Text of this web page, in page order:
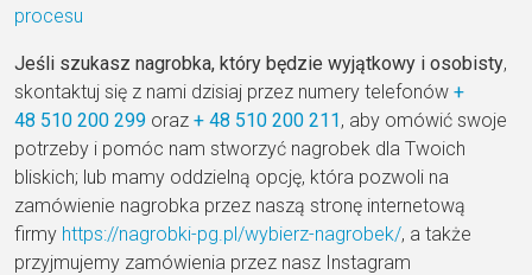
procesu
Jeśli szukasz nagrobka, który będzie wyjątkowy i osobisty,
skontaktuj się z nami dzisiaj przez numery telefonów +
48 510 200 299 oraz + 48 510 200 211, aby omówić swoje
potrzeby i pomóc nam stworzyć nagrobek dla Twoich
bliskich; lub mamy oddzielną opcję, która pozwoli na
zamówienie nagrobka przez naszą stronę internetową
firmy https://nagrobki-pg.pl/wybierz-nagrobek/, a także
przyjmujemy zamówienia przez nasz Instagram